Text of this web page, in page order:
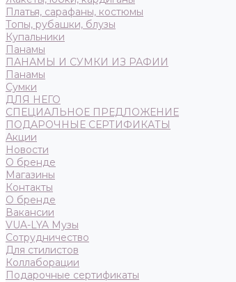
Платья, сарафаны, костюмы
Топы, рубашки, блузы
Купальники
Панамы
ПАНАМЫ И СУМКИ ИЗ РАФИИ
Панамы
Сумки
ДЛЯ НЕГО
СПЕЦИАЛЬНОЕ ПРЕДЛОЖЕНИЕ
ПОДАРОЧНЫЕ СЕРТИФИКАТЫ
Акции
Новости
О бренде
Магазины
Контакты
О бренде
Вакансии
VUA-LYA Музы
Сотрудничество
Для стилистов
Коллаборации
Подарочные сертификаты